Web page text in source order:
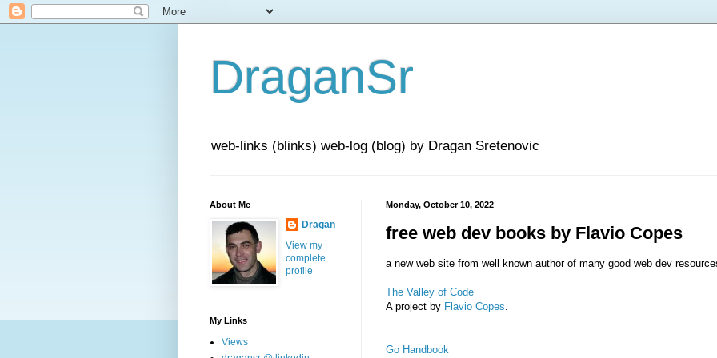
DraganSr
web-links (blinks) web-log (blog) by Dragan Sretenovic
Monday, October 10, 2022
free web dev books by Flavio Copes
a new web site from well known author of many good web dev
The Valley of Code
A project by Flavio Copes.
Go Handbook
About Me
Dragan
View my
complete
profile
My Links
Views